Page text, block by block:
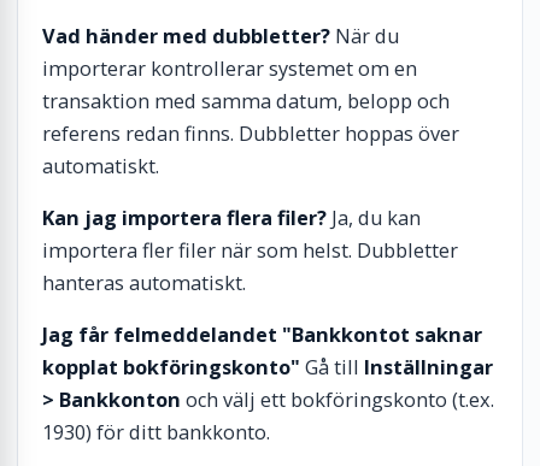
Vad händer med dubbletter? När du
importerar kontrollerar systemet om en
transaktion med samma datum, belopp och
referens redan finns. Dubbletter hoppas över
automatiskt.
Kan jag importera flera filer? Ja, du kan
importera fler filer när som helst. Dubbletter
hanteras automatiskt.
Jag får felmeddelandet "Bankkontot saknar
kopplat bokföringskonto" Gå till Inställningar
> Bankkonton och välj ett bokföringskonto (t.ex.
1930) för ditt bankkonto.